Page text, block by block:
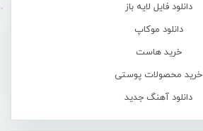
دانلود فایل لایه باز
دانلود موکاپ
خرید هاست
خرید محصولات پوستی
دانلود آهنگ جدید